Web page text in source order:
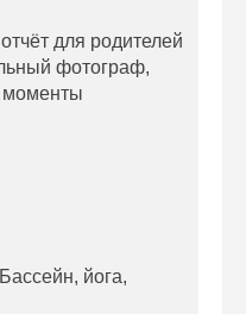
для родителей
фотограф,
моменты
йога,